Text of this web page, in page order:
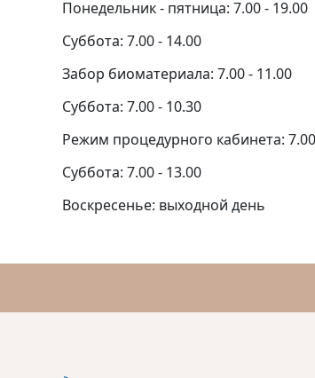
Понедельник - пятница: 7.00 - 19.00
Суббота: 7.00 - 14.00
Забор биоматериала: 7.00 - 11.00
Суббота: 7.00 - 10.30
Режим процедурного кабинета:
Суббота: 7.00 - 13.00
Воскресенье: выходной день